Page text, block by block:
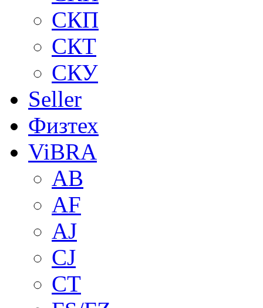
СКП
СКТ
СКУ
Seller
Физтех
ViBRA
AB
AF
AJ
CJ
CT